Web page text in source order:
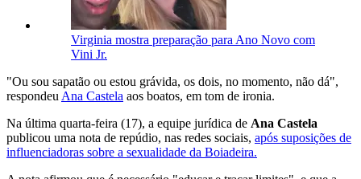
Virginia mostra preparação para Ano Novo com
Vini Jr.
"Ou sou sapatão ou estou grávida, os dois, no momento, não dá",
respondeu Ana Castela aos boatos, em tom de ironia.
Na última quarta-feira (17), a equipe jurídica de Ana Castela
publicou uma nota de repúdio, nas redes sociais, após suposições de
influenciadoras sobre a sexualidade da Boiadeira.